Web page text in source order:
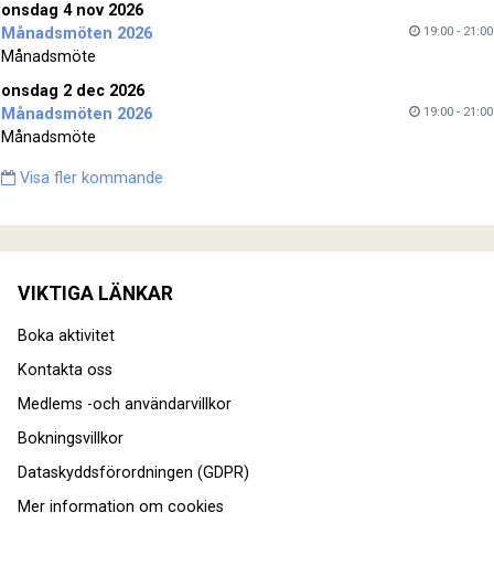
onsdag 4 nov 2026
Månadsmöten 2026
19:00 - 21:00
Månadsmöte
onsdag 2 dec 2026
Månadsmöten 2026
19:00 - 21:00
Månadsmöte
Visa fler kommande
VIKTIGA LÄNKAR
Boka aktivitet
Kontakta oss
Medlems -och användarvillkor
Bokningsvillkor
Dataskyddsförordningen (GDPR)
Mer information om cookies